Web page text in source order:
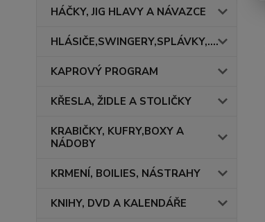
HÁČKY, JIG HLAVY A NÁVAZCE
HLÁSIČE,SWINGERY,SPLÁVKY,....
KAPROVÝ PROGRAM
KŘESLA, ŽIDLE A STOLIČKY
KRABIČKY, KUFRY,BOXY A
NÁDOBY
KRMENÍ, BOILIES, NÁSTRAHY
KNIHY, DVD A KALENDÁŘE